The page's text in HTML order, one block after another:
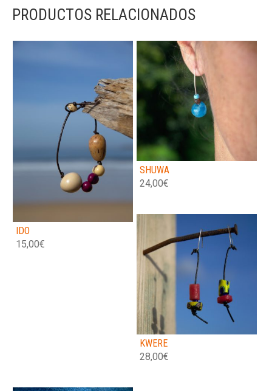
PRODUCTOS RELACIONADOS
IDO
15,00€
SHUWA
24,00€
KWERE
28,00€